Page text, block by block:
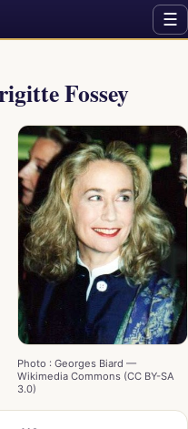
☰
Fossey
Photo : Georges Biard —
Wikimedia Commons (CC BY-SA
3.0)